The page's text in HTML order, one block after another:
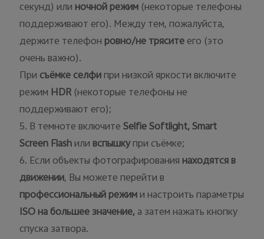
секунд) илиночной режим (некоторые телефоны
поддерживают его). Между тем, пожалуйста,
держите телефонровно/не тряситеего (это
очень важно).
При съёмке селфипри низкой яркости включите
режим HDR(некоторые телефоны не
поддерживают его);
5. В темноте включитеSelfieSoftlight,Smart
ScreenFlashиливспышкупри съёмке;
6. Если объекты фотографированиянаходятся в
движении, Вы можете перейти в
профессиональный режими настроить параметры
ISOна большее значение, а затем нажать кнопку
спуска затвора.